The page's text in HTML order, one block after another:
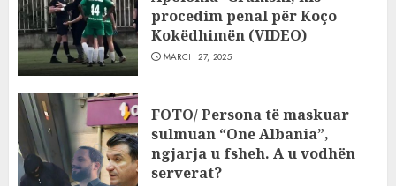
procedim penal për Koço
Kokëdhimën (VIDEO)
MARCH 27, 2025
FOTO/ Persona të maskuar
sulmuan “One Albania”,
ngjarja u fsheh. A u vodhën
serverat?